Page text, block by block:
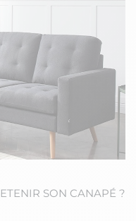
SON CANAPÉ ?